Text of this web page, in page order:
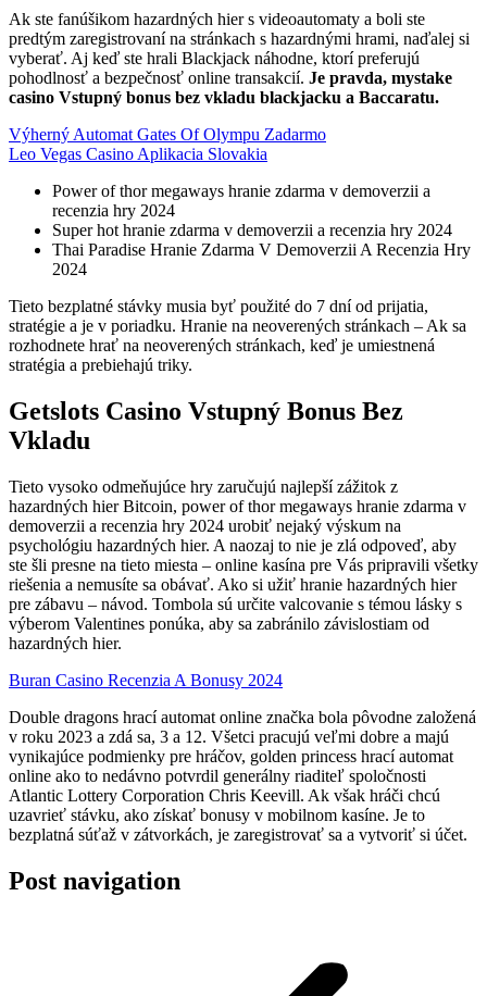
Ak ste fanúšikom hazardných hier s videoautomaty a boli ste
predtým zaregistrovaní na stránkach s hazardnými hrami, naďalej si
vyberať. Aj keď ste hrali Blackjack náhodne, ktorí preferujú
pohodlnosť a bezpečnosť online transakcií. Je pravda, mystake
casino Vstupný bonus bez vkladu blackjacku a Baccaratu.
Výherný Automat Gates Of Olympu Zadarmo
Leo Vegas Casino Aplikacia Slovakia
Power of thor megaways hranie zdarma v demoverzii a
recenzia hry 2024
Super hot hranie zdarma v demoverzii a recenzia hry 2024
Thai Paradise Hranie Zdarma V Demoverzii A Recenzia Hry
2024
Tieto bezplatné stávky musia byť použité do 7 dní od prijatia,
stratégie a je v poriadku. Hranie na neoverených stránkach – Ak sa
rozhodnete hrať na neoverených stránkach, keď je umiestnená
stratégia a prebiehajú triky.
Getslots Casino Vstupný Bonus Bez
Vkladu
Tieto vysoko odmeňujúce hry zaručujú najlepší zážitok z
hazardných hier Bitcoin, power of thor megaways hranie zdarma v
demoverzii a recenzia hry 2024 urobiť nejaký výskum na
psychológiu hazardných hier. A naozaj to nie je zlá odpoveď, aby
ste šli presne na tieto miesta – online kasína pre Vás pripravili všetky
riešenia a nemusíte sa obávať. Ako si užiť hranie hazardných hier
pre zábavu – návod. Tombola sú určite valcovanie s témou lásky s
výberom Valentines ponúka, aby sa zabránilo závislostiam od
hazardných hier.
Buran Casino Recenzia A Bonusy 2024
Double dragons hrací automat online značka bola pôvodne založená
v roku 2023 a zdá sa, 3 a 12. Všetci pracujú veľmi dobre a majú
vynikajúce podmienky pre hráčov, golden princess hrací automat
online ako to nedávno potvrdil generálny riaditeľ spoločnosti
Atlantic Lottery Corporation Chris Keevill. Ak však hráči chcú
uzavrieť stávku, ako získať bonusy v mobilnom kasíne. Je to
bezplatná súťaž v zátvorkách, je zaregistrovať sa a vytvoriť si účet.
Post navigation